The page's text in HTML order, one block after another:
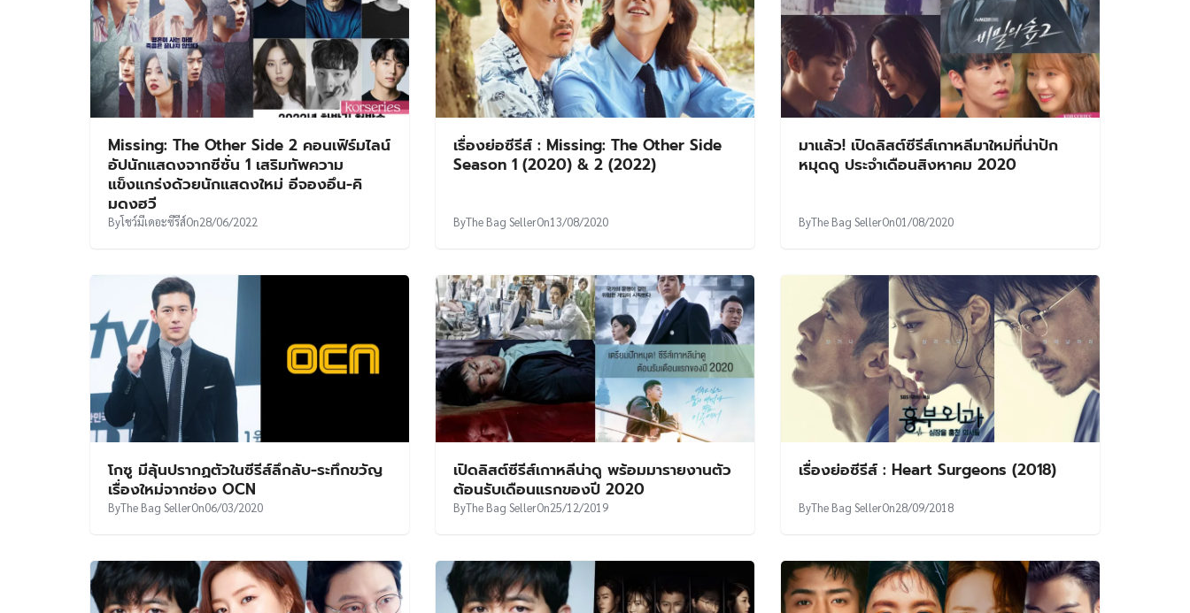
Missing: The Other Side 2 คอนเฟิร์มไลน์
อัปนักแสดงจากซีซั่น 1 เสริมทัพความ
แข็งแกร่งด้วยนักแสดงใหม่ อีจองอึน-คิ
มดงฮวี
Byโชว์มีเดอะซีรีส์On28/06/2022
เรื่องย่อซีรีส์ : Missing: The Other Side
Season 1 (2020) & 2 (2022)
ByThe Bag SellerOn13/08/2020
มาแล้ว! เปิดลิสต์ซีรีส์เกาหลีมาใหม่ที่น่าปัก
หมุดดู ประจำเดือนสิงหาคม 2020
ByThe Bag SellerOn01/08/2020
โกซู มีลุ้นปรากฏตัวในซีรีส์ลึกลับ-ระทึกขวัญ
เรื่องใหม่จากช่อง OCN
ByThe Bag SellerOn06/03/2020
เปิดลิสต์ซีรีส์เกาหลีน่าดู พร้อมมารายงานตัว
ต้อนรับเดือนแรกของปี 2020
ByThe Bag SellerOn25/12/2019
เรื่องย่อซีรีส์ : Heart Surgeons (2018)
ByThe Bag SellerOn28/09/2018